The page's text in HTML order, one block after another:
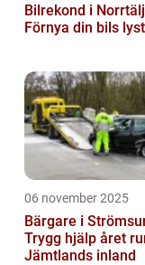
Bilrekond i
Förnya din bils
06 november 2025
Bärgare i
Trygg hjälp året
Jämtlands inland